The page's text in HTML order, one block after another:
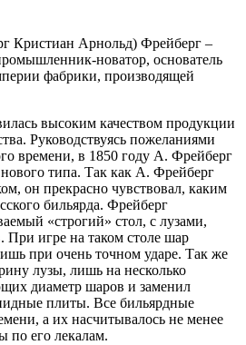
Кристиан Арнольд) Фрейберг –
новатор, основатель
фабрики, производящей
высоким качеством продукции
Руководствуясь пожеланиями
времени, в 1850 году А. Фрейберг
типа. Так как А. Фрейберг
он прекрасно чувствовал, каким
бильярда. Фрейберг
«строгий» стол, с лузами,
игре на таком столе шар
при очень точном ударе. Так же
лузы, лишь на несколько
диаметр шаров и заменил
плиты. Все бильярдные
а их насчитывалось не менее
по его лекалам.